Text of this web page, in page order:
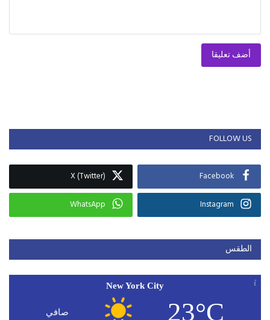
أضف تعليقا
FOLLOW US
Facebook
X (Twitter)
Instagram
WhatsApp
الطقس
New York City
23°C صافي